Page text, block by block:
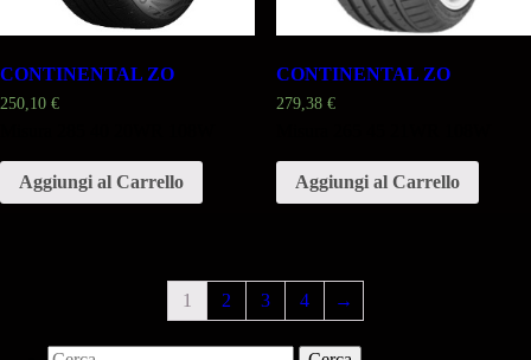
CONTINENTAL ZO
250,10 €
Aggiungi al Carrello
CONTINENTAL ZO
279,38 €
Aggiungi al Carrello
1 2 3 4 →